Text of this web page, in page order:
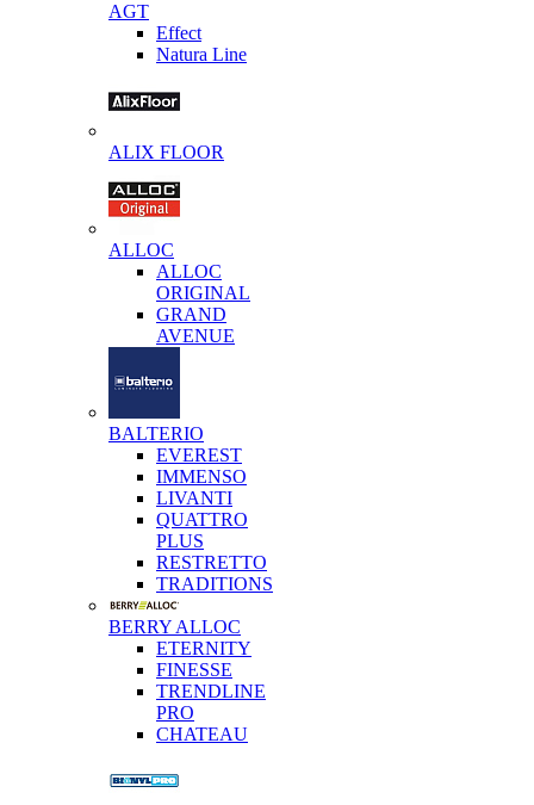
AGT
Effect
Natura Line
ALIX FLOOR
ALLOC
ALLOC
ORIGINAL
GRAND
AVENUE
BALTERIO
EVEREST
IMMENSO
LIVANTI
QUATTRO
PLUS
RESTRETTO
TRADITIONS
BERRY ALLOC
ETERNITY
FINESSE
TRENDLINE
PRO
CHATEAU